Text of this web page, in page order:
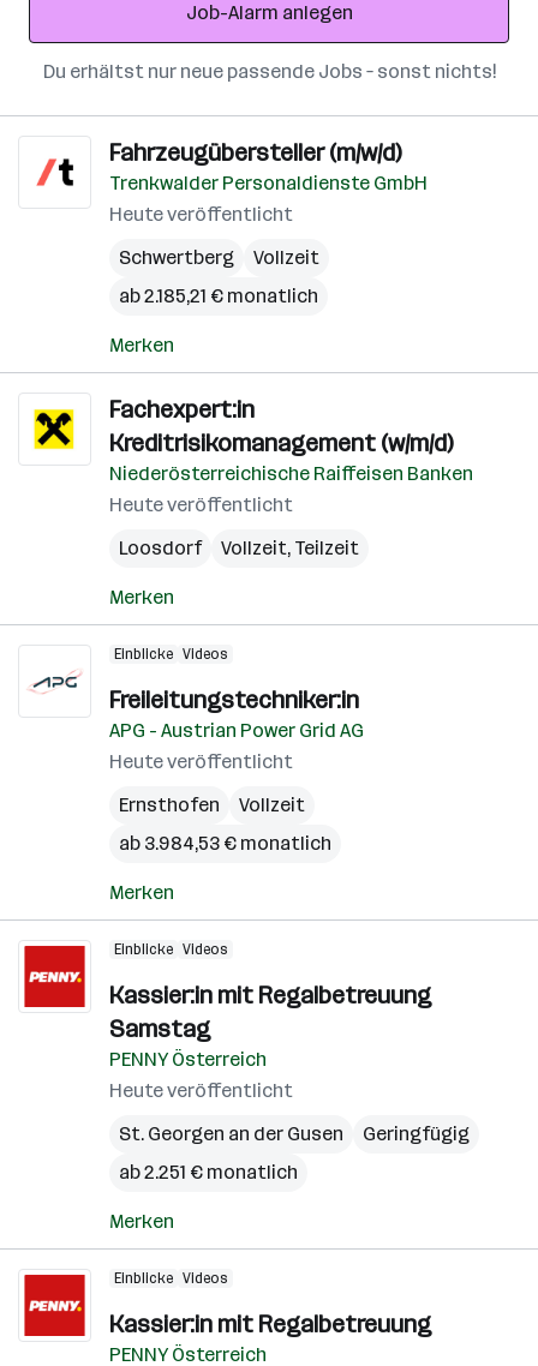
Job-Alarm anlegen
Du erhältst nur neue passende Jobs – sonst nichts!
Fahrzeugübersteller (m/w/d)
Trenkwalder Personaldienste GmbH
Heute veröffentlicht
Schwertberg
Vollzeit
ab 2.185,21 € monatlich
Merken
Fachexpert:in
Kreditrisikomanagement (w/m/d)
Niederösterreichische Raiffeisen Banken
Heute veröffentlicht
Loosdorf
Vollzeit, Teilzeit
Merken
Einblicke Videos
Freileitungstechniker:in
APG - Austrian Power Grid AG
Heute veröffentlicht
Ernsthofen
Vollzeit
ab 3.984,53 € monatlich
Merken
Einblicke Videos
Kassier:in mit Regalbetreuung
Samstag
PENNY Österreich
Heute veröffentlicht
St. Georgen an der Gusen
Geringfügig
ab 2.251 € monatlich
Merken
Einblicke Videos
Kassier:in mit Regalbetreuung
PENNY Österreich